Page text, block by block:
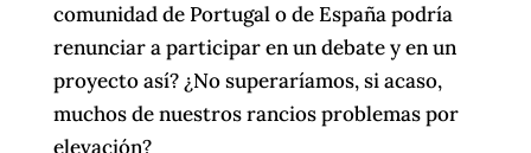
comunidad de Portugal o de España podría
renunciar a participar en un debate y en un
proyecto así? ¿No superaríamos, si acaso,
muchos de nuestros rancios problemas por
elevación?